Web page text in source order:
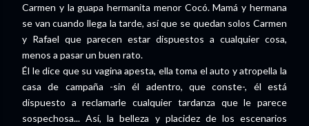
Carmen y la guapa hermanita menor Cocó. Mamá y hermana
se van cuando llega la tarde, así que se quedan solos Carmen
y Rafael que parecen estar dispuestos a cualquier cosa,
menos a pasar un buen rato.
Él le dice que su vagina apesta, ella toma el auto y atropella la
casa de campaña -sin él adentro, que conste-, él está
dispuesto a reclamarle cualquier tardanza que le parece
sospechosa... Así, la belleza y placidez de los escenarios